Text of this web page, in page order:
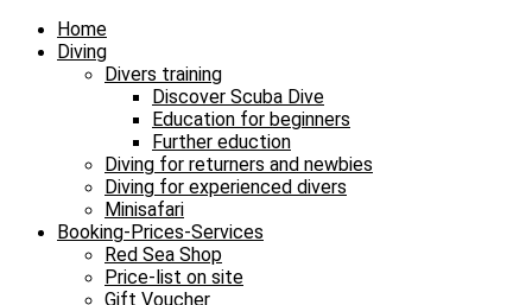
Home
Diving
Divers training
Discover Scuba Dive
Education for beginners
Further eduction
Diving for returners and newbies
Diving for experienced divers
Minisafari
Booking-Prices-Services
Red Sea Shop
Price-list on site
Gift Voucher